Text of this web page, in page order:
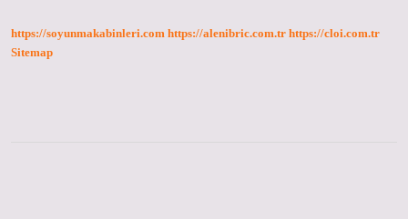
https://soyunmakabinleri.com https://alenibric.com.tr https://cloi.com.tr
Sitemap